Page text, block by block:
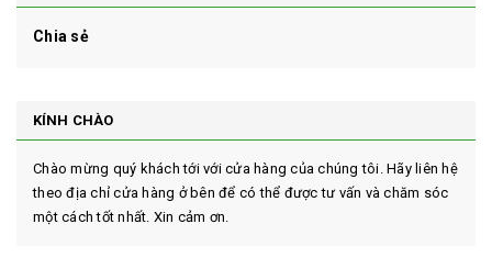
Chia sẻ
KÍNH CHÀO
Chào mừng quý khách tới với cửa hàng của chúng tôi. Hãy liên hệ
theo địa chỉ cửa hàng ở bên để có thể được tư vấn và chăm sóc
một cách tốt nhất. Xin cảm ơn.